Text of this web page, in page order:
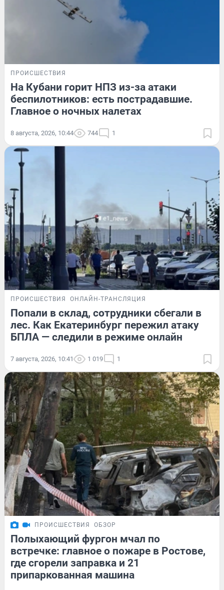
ПРОИСШЕСТВИЯ
На Кубани горит НПЗ из-за атаки
беспилотников: есть пострадавшие.
Главное о ночных налетах
8 августа, 2026, 10:44 744 1
ПРОИСШЕСТВИЯ ОНЛАЙН-ТРАНСЛЯЦИЯ
Попали в склад, сотрудники сбегали в
лес. Как Екатеринбург пережил атаку
БПЛА — следили в режиме онлайн
7 августа, 2026, 10:41 1 019 1
ПРОИСШЕСТВИЯ ОБЗОР
Полыхающий фургон мчал по
встречке: главное о пожаре в Ростове,
где сгорели заправка и 21
припаркованная машина